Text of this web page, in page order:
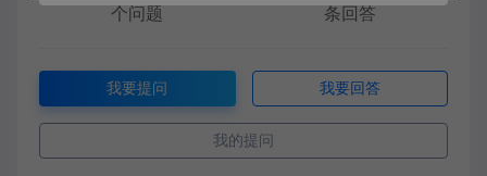
个问题 条回答
我要提问 我要回答
我的提问